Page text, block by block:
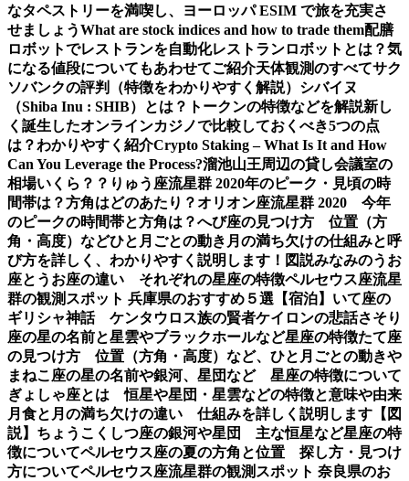
なタペストリーを満喫し、ヨーロッパ ESIM で旅を充実さ
せましょうWhat are stock indices and how to trade them配膳
ロボットでレストランを自動化レストランロボットとは？気
になる値段についてもあわせてご紹介天体観測のすべてサク
ソバンクの評判（特徴をわかりやすく解説） シバイヌ
（Shiba Inu : SHIB）とは？トークンの特徴などを解説新し
く誕生したオンラインカジノで比較しておくべき5つの点
は？わかりやすく紹介Crypto Staking – What Is It and How
Can You Leverage the Process?溜池山王周辺の貸し会議室の
相場いくら？？ りゅう座流星群 2020年のピーク・見頃の時
間帯は？方角はどのあたり？オリオン座流星群 2020 今年
のピークの時間帯と方角は？へび座の見つけ方 位置（方
角・高度）などひと月ごとの動き 月の満ち欠けの仕組みと呼
び方を詳しく、わかりやすく説明します！図説みなみのうお
座とうお座の違い それぞれの星座の特徴ペルセウス座流星
群の観測スポット 兵庫県のおすすめ５選【宿泊】 いて座の
ギリシャ神話 ケンタウロス族の賢者ケイロンの悲話さそり
座の星の名前と星雲やブラックホールなど星座の特徴たて座
の見つけ方 位置（方角・高度）など、ひと月ごとの動きや
まねこ座の星の名前や銀河、星団など 星座の特徴について
ぎょしゃ座とは 恒星や星団・星雲などの特徴と意味や由来
月食と月の満ち欠けの違い 仕組みを詳しく説明します【図
説】 ちょうこくしつ座の銀河や星団 主な恒星など星座の特
徴についてペルセウス座の夏の方角と位置 探し方・見つけ
方についてペルセウス座流星群の観測スポット 奈良県のお